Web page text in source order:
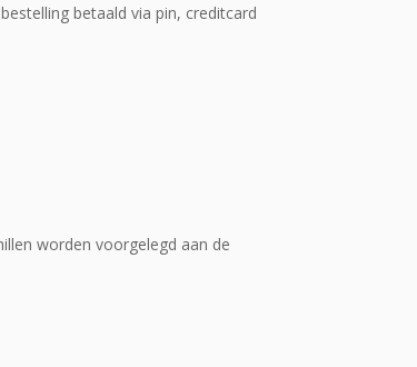
betaald via pin, creditcard
worden voorgelegd aan de